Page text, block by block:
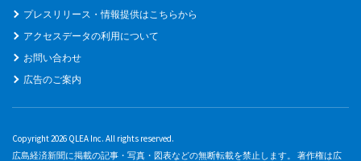
プレスリリース・情報提供はこちらから
アクセスデータの利用について
お問い合わせ
広告のご案内
Copyright 2026 QLEA Inc. All rights reserved.
広島経済新聞に掲載の記事・写真・図表などの無断転載を禁止します。 著作権は広